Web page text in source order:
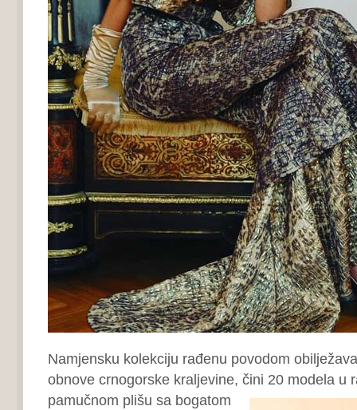
Namjensku kolekciju rađenu povodom
obnove crnogorske kraljevine, čini 20 modela u
pamučnom plišu sa bogatom